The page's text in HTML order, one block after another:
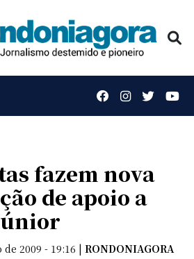
fazem nova
de apoio a
2009 - 19:16 | RONDONIAGORA